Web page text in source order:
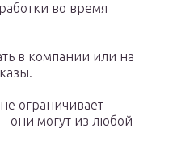
во время
в компании или на
ограничивает
они могут из любой